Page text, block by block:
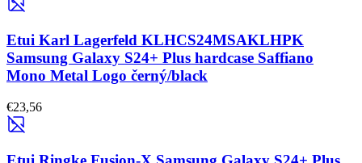
Etui Karl Lagerfeld KLHCS24MSAKLHPK
Samsung Galaxy S24+ Plus hardcase Saffiano
Mono Metal Logo černý/black
€23,56